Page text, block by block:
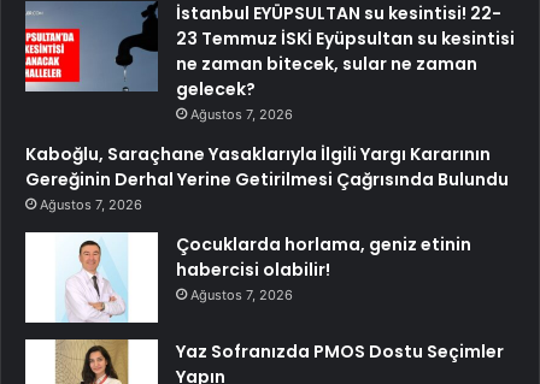
İstanbul EYÜPSULTAN su kesintisi! 22-
23 Temmuz İSKİ Eyüpsultan su kesintisi
ne zaman bitecek, sular ne zaman
gelecek?
Ağustos 7, 2026
Kaboğlu, Saraçhane Yasaklarıyla İlgili Yargı Kararının
Gereğinin Derhal Yerine Getirilmesi Çağrısında Bulundu
Ağustos 7, 2026
Çocuklarda horlama, geniz etinin
habercisi olabilir!
Ağustos 7, 2026
Yaz Sofranızda PMOS Dostu Seçimler
Yapın